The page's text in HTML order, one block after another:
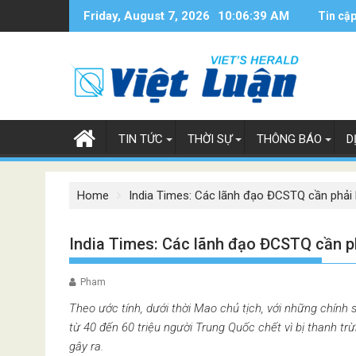
Friday, August 7, 2026 10:06:40 AM Tin
TIN TỨC THỜI SỰ THÔNG BÁO
Home India Times: Các lãnh đạo ĐCSTQ cần
India Times: Các lãnh đạo ĐCSTQ cần
Pham
Theo ước tính, dưới thời Mao chủ tịch, với những
từ 40 đến 60 triệu người Trung Quốc chết vì bị thanh
gây ra.